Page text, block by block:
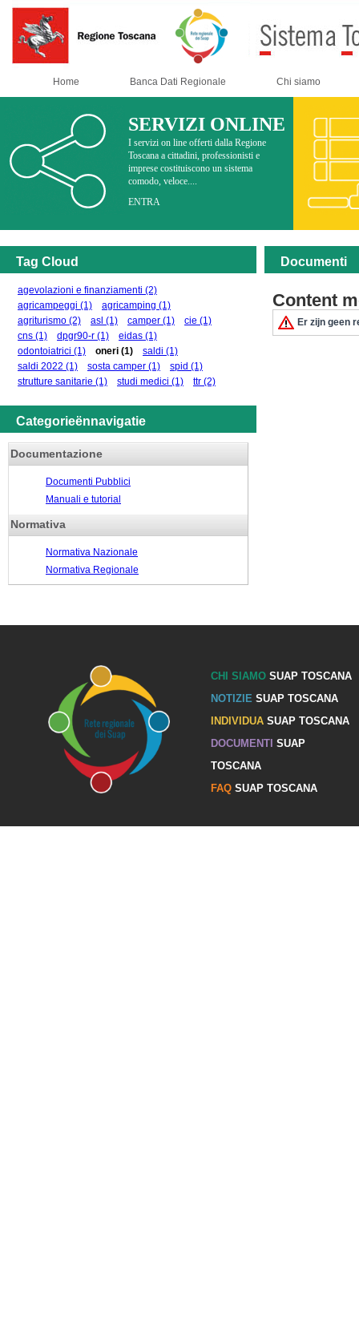
Home Banca Dati Regionale Chi siamo
SERVIZI ONLINE
I servizi on line offerti dalla Regione
Toscana a cittadini, professionisti e
imprese costituiscono un sistema
comodo, veloce....
ENTRA
Tag Cloud
agevolazioni e finanziamenti (2)
agricampeggi (1) agricamping (1)
agriturismo (2) asl (1) camper (1) cie (1)
cns (1) dpgr90-r (1) eidas (1)
odontoiatrici (1) oneri (1) saldi (1)
saldi 2022 (1) sosta camper (1) spid (1)
strutture sanitarie (1) studi medici (1) ttr (2)
Categorieënnavigatie
Documentazione
Documenti Pubblici
Manuali e tutorial
Normativa
Normativa Nazionale
Normativa Regionale
Documenti
Content
Er zijn geen
CHI SIAMOSUAP TOSCANA
NOTIZIE SUAP TOSCANA
INDIVIDUASUAP TOSCANA
DOCUMENTI SUAP
TOSCANA
FAQSUAP TOSCANA